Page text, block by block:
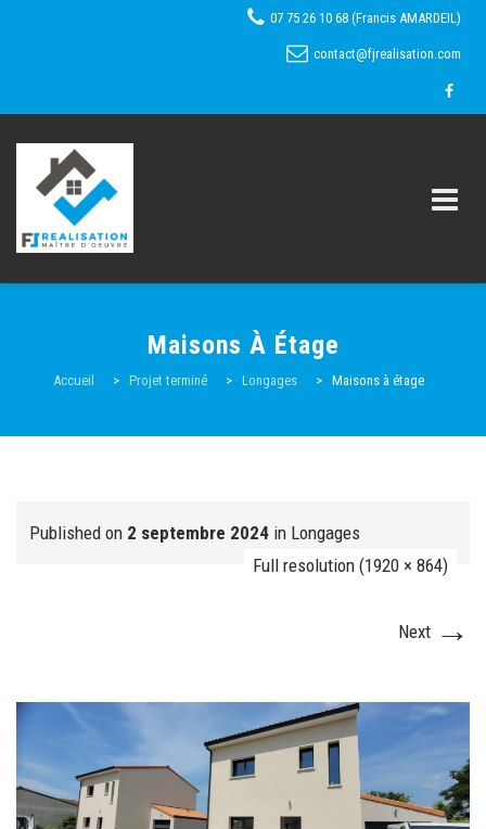
07 75 26 10 68 (Francis AMARDEIL)
contact@fjrealisation.com
Accueil
Nos prestations
Maisons À Étage
Accueil > Projet terminé > Longages > Maisons à étage
Published on 2 septembre 2024 in Longages
Full resolution (1920 × 864)
Next →